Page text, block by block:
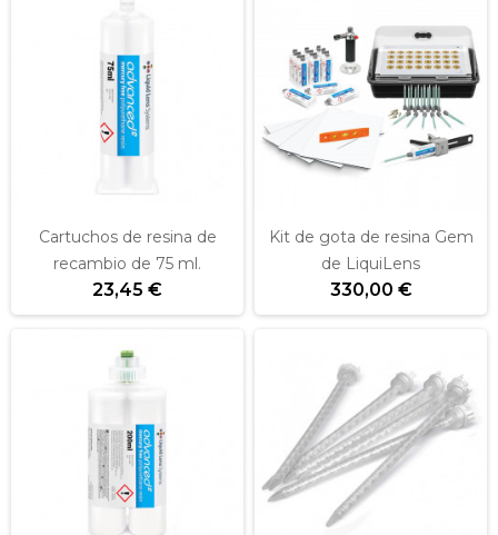
Cartuchos de resina de
recambio de 75 ml.
23,45 €
Kit de gota de resina Gem
de LiquiLens
330,00 €